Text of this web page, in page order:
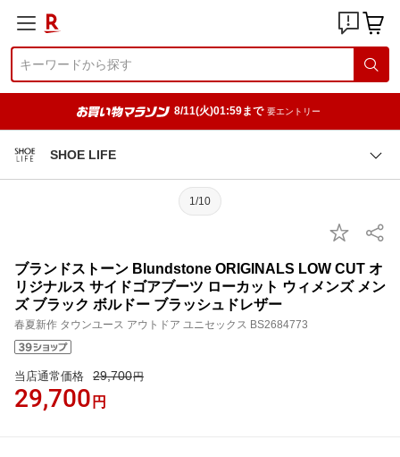
8/11(火)01:59まで 要エントリー
SHOE LIFE
1/10
ブランドストーン Blundstone ORIGINALS LOW CUT オ
リジナルス サイドゴアブーツ ローカット ウィメンズ メン
ズ ブラック ボルドー ブラッシュドレザー
春夏新作 タウンユース アウトドア ユニセックス BS2684773
当店通常価格 29,700円
29,700 円